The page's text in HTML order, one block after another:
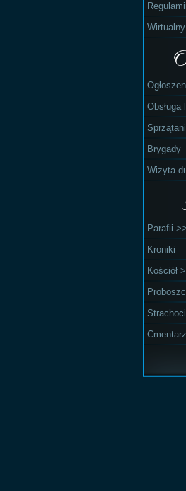
Obsługa
Brygady
Wizyta
Parafii >>
Kroniki
Kościół
Cmentarz